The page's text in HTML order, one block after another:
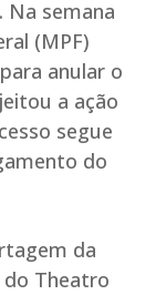
Na semana
(MPF)
anular o
a ação
segue
do
da
Theatro